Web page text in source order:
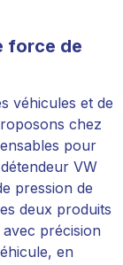
force de
véhicules et de
chez
pour
VW
pression de
deux produits
précision
en